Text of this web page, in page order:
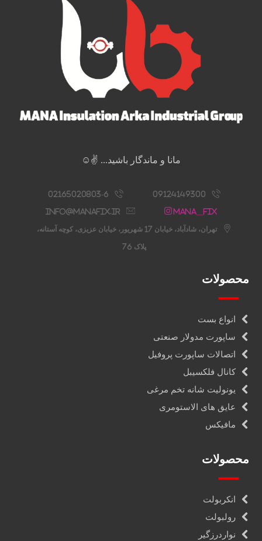
مانا و ماندگار باشید... ✌️☺️
09124149300
02165020803-6
Mana__fix
info@manafix.ir
تهران، شادآباد، خیابان 17 شهریور، خیابان عزیزی، کوچه آستانه،
پلاک 76
محصولات
انواع بست
ساپورت مدولار صنعتی
اتصالات ساپورت پروفیل
کانال فلکسیبل
یونولیت شانه تخم مرغی
عایق های الاستومری
مافیکس
محصولات
انکربولت
رولبولت
نواردرزگیر